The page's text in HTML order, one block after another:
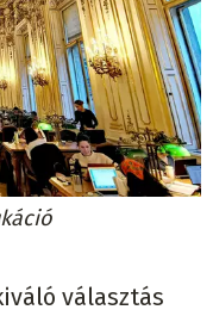
választás